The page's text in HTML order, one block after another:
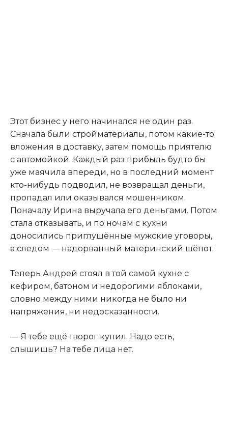
Этот бизнес у него начинался не один раз.
Сначала были стройматериалы, потом какие-то
вложения в доставку, затем помощь приятелю
с автомойкой. Каждый раз прибыль будто бы
уже маячила впереди, но в последний момент
кто-нибудь подводил, не возвращал деньги,
пропадал или оказывался мошенником.
Поначалу Ирина выручала его деньгами. Потом
стала отказывать, и по ночам с кухни
доносились приглушённые мужские уговоры,
а следом — надорванный материнский шёпот.
Теперь Андрей стоял в той самой кухне с
кефиром, батоном и недорогими яблоками,
словно между ними никогда не было ни
напряжения, ни недосказанности.
— Я тебе ещё творог купил. Надо есть,
слышишь? На тебе лица нет.